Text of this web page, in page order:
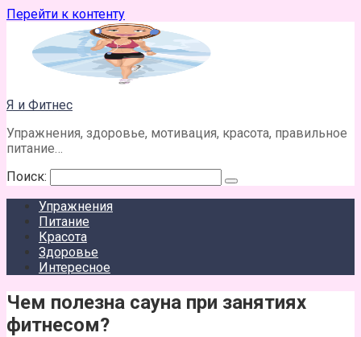
Перейти к контенту
Я и Фитнес
Упражнения, здоровье, мотивация, красота, правильное
питание…
Поиск:
Упражнения
Питание
Красота
Здоровье
Интересное
Чем полезна сауна при занятиях
фитнесом?